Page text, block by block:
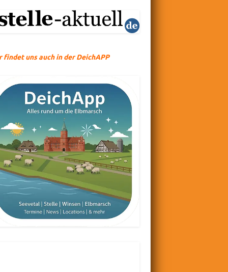
findet uns auch in der DeichAPP